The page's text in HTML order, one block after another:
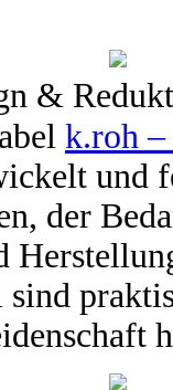
&
k.roh
und
der